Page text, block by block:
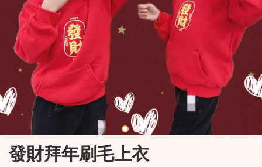
發財拜年刷毛上衣